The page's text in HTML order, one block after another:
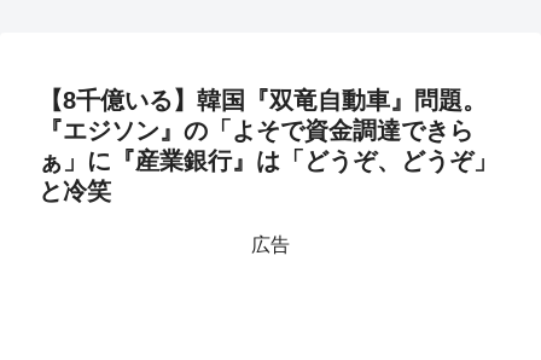
【8千億いる】韓国『双竜自動車』問題。
『エジソン』の「よそで資金調達できら
ぁ」に『産業銀行』は「どうぞ、どうぞ」
と冷笑
広告